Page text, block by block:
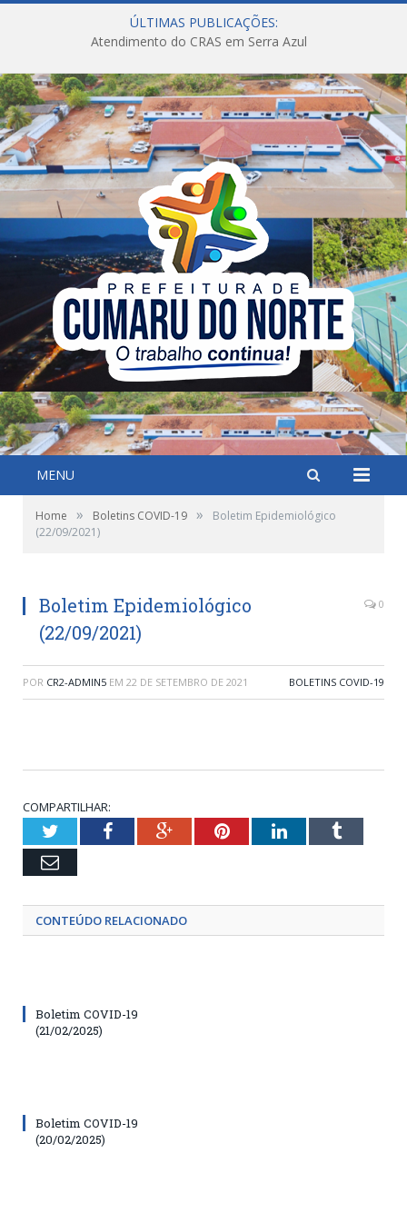
ÚLTIMAS PUBLICAÇÕES:
Atendimento do CRAS em Serra Azul
MENU
Home » Boletins COVID-19 »
Boletim Epidemiológico
(22/09/2021)
Boletim Epidemiológico
(22/09/2021)
0
POR CR2-ADMIN5 EM 22 DE SETEMBRO DE 2021 BOLETINS COVID-19
COMPARTILHAR:
TwitterFacebookGoogle+PinterestLinkedInTumblr
Email
CONTEÚDO RELACIONADO
Boletim COVID-19
(21/02/2025)
Boletim COVID-19
(20/02/2025)